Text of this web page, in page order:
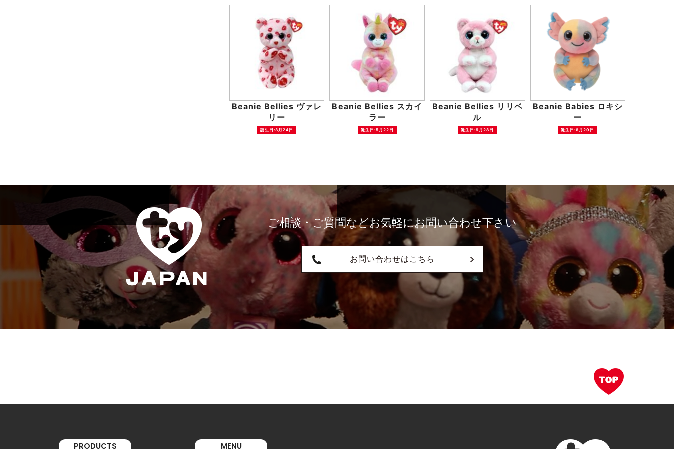
Beanie Bellies ヴァレ
リー
誕生日:3月24日
Beanie Bellies スカイ
ラー
誕生日:5月22日
Beanie Bellies リリベ
ル
誕生日:9月28日
Beanie Babies ロキシ
ー
誕生日:6月20日
ご相談・ご質問などお気軽にお問い合わせ下さい
お問い合わせはこちら
PRODUCTS MENU